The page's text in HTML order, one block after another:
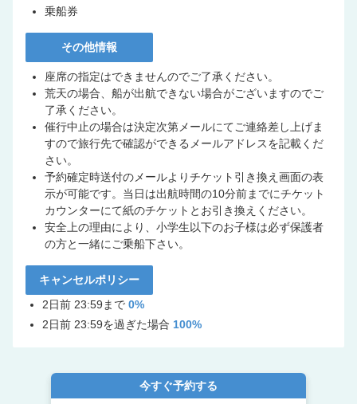
乗船券
その他情報
座席の指定はできませんのでご了承ください。
荒天の場合、船が出航できない場合がございますのでご
了承ください。
催行中止の場合は決定次第メールにてご連絡差し上げま
すので旅行先で確認ができるメールアドレスを記載くだ
さい。
予約確定時送付のメールよりチケット引き換え画面の表
示が可能です。当日は出航時間の10分前までにチケット
カウンターにて紙のチケットとお引き換えください。
安全上の理由により、小学生以下のお子様は必ず保護者
の方と一緒にご乗船下さい。
キャンセルポリシー
2日前 23:59まで 0%
2日前 23:59を過ぎた場合 100%
今すぐ予約する